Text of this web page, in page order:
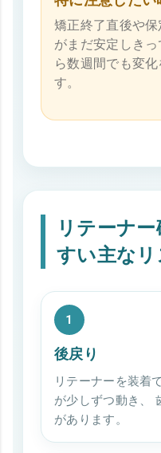
矯正終了直後や
がまだ安定しき
ら数週間でも変
す。
リテーナ
すい主なリ
1
後戻り
リテーナーを装着
が少しずつ動き、
があります。